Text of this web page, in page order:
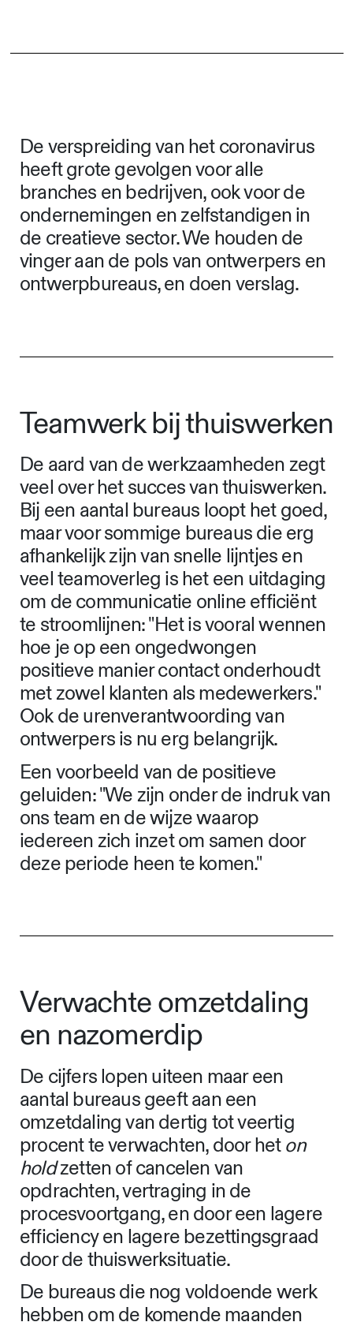
De verspreiding van het coronavirus
heeft grote gevolgen voor alle
branches en bedrijven, ook voor de
ondernemingen en zelfstandigen in
de creatieve sector. We houden de
vinger aan de pols van ontwerpers en
ontwerpbureaus, en doen verslag.
Teamwerk bij thuiswerken
De aard van de werkzaamheden zegt
veel over het succes van thuiswerken.
Bij een aantal bureaus loopt het goed,
maar voor sommige bureaus die erg
afhankelijk zijn van snelle lijntjes en
veel teamoverleg is het een uitdaging
om de communicatie online efficiënt
te stroomlijnen: "Het is vooral wennen
hoe je op een ongedwongen
positieve manier contact onderhoudt
met zowel klanten als medewerkers."
Ook de urenverantwoording van
ontwerpers is nu erg belangrijk.
Een voorbeeld van de positieve
geluiden: "We zijn onder de indruk van
ons team en de wijze waarop
iedereen zich inzet om samen door
deze periode heen te komen."
Verwachte omzetdaling
en nazomerdip
De cijfers lopen uiteen maar een
aantal bureaus geeft aan een
omzetdaling van dertig tot veertig
procent te verwachten, door heton
holdzetten of cancelen van
opdrachten, vertraging in de
procesvoortgang, en door een lagere
efficiency en lagere bezettingsgraad
door de thuiswerksituatie.
De bureaus die nog voldoende werk
hebben om de komende maanden